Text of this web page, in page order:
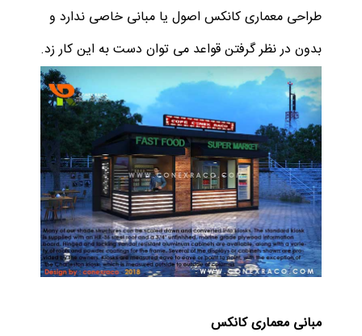
طراحی معماری کانکس اصول یا مبانی خاصی ندارد و
بدون در نظر گرفتن قواعد می توان دست به این کار زد.
مبانی معماری کانکس